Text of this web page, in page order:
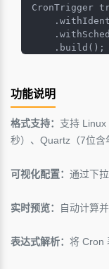
CronTrigger
    .build();
功能说明
格式支持： 支持
秒）、Quartz（7位含
可视化配置： 通过下
实时预览： 自动计算
表达式解析： 将 Cron